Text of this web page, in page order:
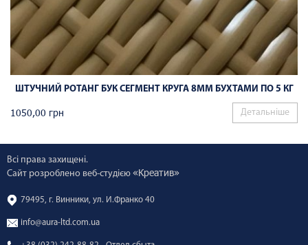
ШТУЧНИЙ РОТАНГ БУК СЕГМЕНТ КРУГА 8ММ БУХТАМИ ПО 5 КГ
1050,00 грн Детальніше
Всі права захищені.
Сайт розроблено веб-студією «Креатив»
79495, г. Винники, ул. И.Франко 40
info@aura-ltd.com.ua